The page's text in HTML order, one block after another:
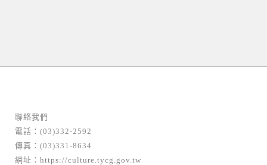
聯絡我們
電話：(03)332-2592
傳真：(03)331-8634
網址： https://culture.tycg.gov.tw